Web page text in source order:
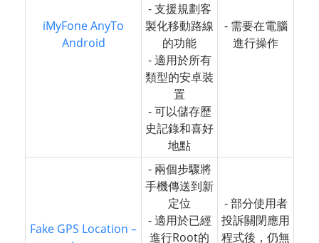
iMyFone AnyTo
Android
- 支援規劃客
製化移動路線
的功能
- 適用於所有
類型的安卓裝
置
- 可以儲存歷
史記錄和喜好
地點
- 需要在電腦
進行操作
Fake GPS Location –
- 兩個步驟將
手機傳送到新
定位
- 適用於已經
進行Root的
- 部分使用者
投訴關閉應用
程式後，仍無